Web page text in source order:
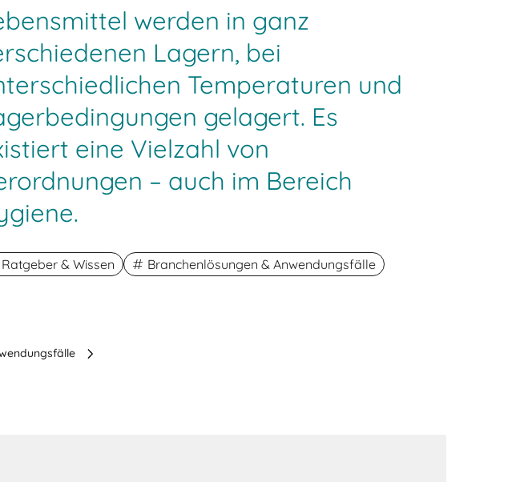
werden in ganz
Lagern, bei
Temperaturen und
gelagert. Es
eine Vielzahl von
– auch im Bereich
Ratgeber & Wissen Branchenlösungen & Anwendungsfälle